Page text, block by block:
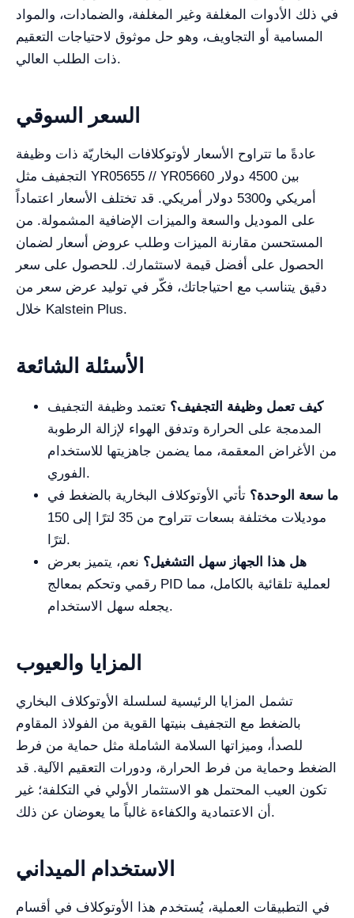
في ذلك الأدوات المغلفة وغير المغلفة، والضمادات، والمواد
المسامية أو التجاويف، وهو حل موثوق لاحتياجات التعقيم
ذات الطلب العالي.
السعر السوقي
عادةً ما تتراوح الأسعار لأوتوكلافات البخاريّة ذات وظيفة
التجفيف مثل YR05655 // YR05660 بين 4500 دولار
أمريكي و5300 دولار أمريكي. قد تختلف الأسعار اعتماداً
على الموديل والسعة والميزات الإضافية المشمولة. من
المستحسن مقارنة الميزات وطلب عروض أسعار لضمان
الحصول على أفضل قيمة لاستثمارك. للحصول على سعر
دقيق يتناسب مع احتياجاتك، فكّر في توليد عرض سعر من
خلال Kalstein Plus.
الأسئلة الشائعة
كيف تعمل وظيفة التجفيف؟ تعتمد وظيفة التجفيف
المدمجة على الحرارة وتدفق الهواء لإزالة الرطوبة
من الأغراض المعقمة، مما يضمن جاهزيتها للاستخدام
الفوري.
ما سعة الوحدة؟ تأتي الأوتوكلاف البخارية بالضغط في
موديلات مختلفة بسعات تتراوح من 35 لترًا إلى 150
لترًا.
هل هذا الجهاز سهل التشغيل؟ نعم، يتميز بعرض
رقمي وتحكم بمعالج PID لعملية تلقائية بالكامل، مما
يجعله سهل الاستخدام.
المزايا والعيوب
تشمل المزايا الرئيسية لسلسلة الأوتوكلاف البخاري
بالضغط مع التجفيف بنيتها القوية من الفولاذ المقاوم
للصدأ، وميزاتها السلامة الشاملة مثل حماية من فرط
الضغط وحماية من فرط الحرارة، ودورات التعقيم الآلية. قد
تكون العيب المحتمل هو الاستثمار الأولي في التكلفة؛ غير
أن الاعتمادية والكفاءة غالباً ما يعوضان عن ذلك.
الاستخدام الميداني
في التطبيقات العملية، يُستخدم هذا الأوتوكلاف في أقسام